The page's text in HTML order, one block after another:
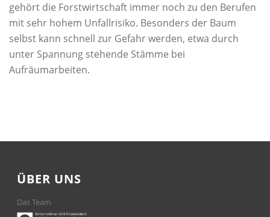
gehört die Forstwirtschaft immer noch zu den Berufen
mit sehr hohem Unfallrisiko. Besonders der Baum
selbst kann schnell zur Gefahr werden, etwa durch
unter Spannung stehende Stämme bei
Aufräumarbeiten.
ÜBER UNS
Das Team